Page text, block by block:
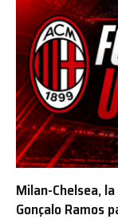
Milan-Chelsea,
Gonçalo Ramos